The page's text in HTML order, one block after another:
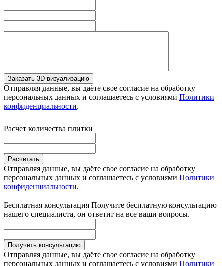
Заказать 3D визуализацию
Отправляя данные, вы даёте свое согласие на обработку
персональных данных и соглашаетесь с условиями Политики
конфиденциальности.
Расчет количества плитки
Расчитать
Отправляя данные, вы даёте свое согласие на обработку
персональных данных и соглашаетесь с условиями Политики
конфиденциальности.
Бесплатная консультация Получите бесплатную консультацию
нашего специалиста, он ответит на все ваши вопросы.
Получить консультацию
Отправляя данные, вы даёте свое согласие на обработку
персональных данных и соглашаетесь с условиями Политики